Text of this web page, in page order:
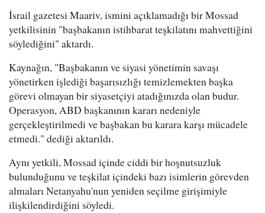
İsrail gazetesi Maariv, ismini açıklamadığı bir Mossad
yetkilisinin "başbakanın istihbarat teşkilatını mahvettiğini
söylediğini" aktardı.
Kaynağın, "Başbakanın ve siyasi yönetimin savaşı
yönetirken işlediği başarısızlığı temizlemekten başka
görevi olmayan bir siyasetçiyi atadığınızda olan budur.
Operasyon, ABD başkanının kararı nedeniyle
gerçekleştirilmedi ve başbakan bu karara karşı mücadele
etmedi." dediği aktarıldı.
Aynı yetkili, Mossad içinde ciddi bir hoşnutsuzluk
bulunduğunu ve teşkilat içindeki bazı isimlerin görevden
almaları Netanyahu'nun yeniden seçilme girişimiyle
ilişkilendirdiğini söyledi.